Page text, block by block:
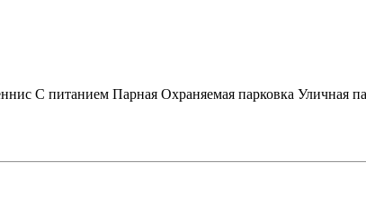
С питанием Парная Охраняемая парковка Уличная